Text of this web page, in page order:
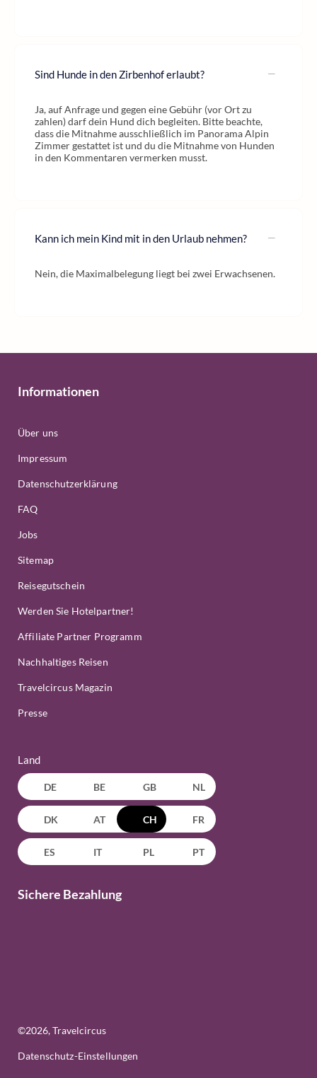
Sind Hunde in den Zirbenhof erlaubt?
Ja, auf Anfrage und gegen eine Gebühr (vor Ort zu
zahlen) darf dein Hund dich begleiten. Bitte beachte,
dass die Mitnahme ausschließlich im Panorama Alpin
Zimmer gestattet ist und du die Mitnahme von Hunden
in den Kommentaren vermerken musst.
Kann ich mein Kind mit in den Urlaub nehmen?
Nein, die Maximalbelegung liegt bei zwei Erwachsenen.
Informationen
Über uns
Impressum
Datenschutzerklärung
FAQ
Jobs
Sitemap
Reisegutschein
Werden Sie Hotelpartner!
Affiliate Partner Programm
Nachhaltiges Reisen
Travelcircus Magazin
Presse
Land
DE BE GB NL
DK AT CH FR
ES IT PL PT
Sichere Bezahlung
©2026, Travelcircus
Datenschutz-Einstellungen